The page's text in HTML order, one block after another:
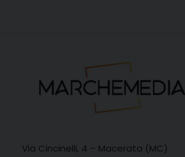
Via Cincinelli, 4 – Macerata (MC)